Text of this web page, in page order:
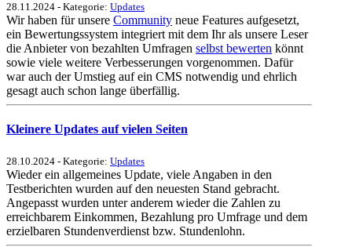
28.11.2024 - Kategorie: Updates
Wir haben für unsere Community neue Features aufgesetzt,
ein Bewertungssystem integriert mit dem Ihr als unsere Leser
die Anbieter von bezahlten Umfragen selbst bewerten könnt
sowie viele weitere Verbesserungen vorgenommen. Dafür
war auch der Umstieg auf ein CMS notwendig und ehrlich
gesagt auch schon lange überfällig.
Kleinere Updates auf vielen Seiten
28.10.2024 - Kategorie: Updates
Wieder ein allgemeines Update, viele Angaben in den
Testberichten wurden auf den neuesten Stand gebracht.
Angepasst wurden unter anderem wieder die Zahlen zu
erreichbarem Einkommen, Bezahlung pro Umfrage und dem
erzielbaren Stundenverdienst bzw. Stundenlohn.